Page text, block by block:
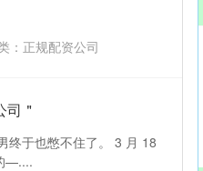
： 正规配资公司
＂
终于也憋不住了。 3 月 18
—....